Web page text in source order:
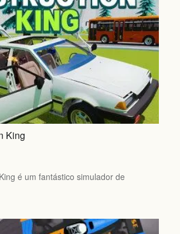
King
é um fantástico simulador de